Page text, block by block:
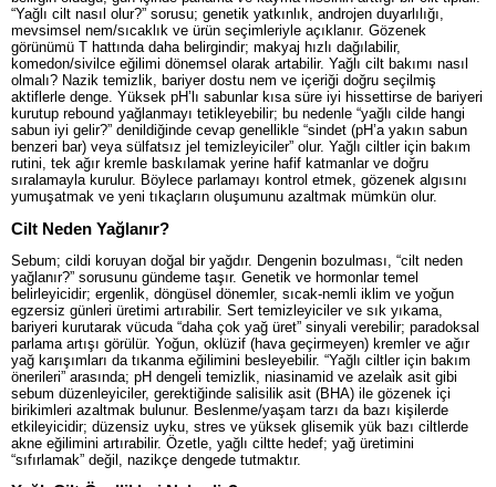
“Yağlı cilt nasıl olur?” sorusu; genetik yatkınlık, androjen duyarlılığı,
mevsimsel nem/sıcaklık ve ürün seçimleriyle açıklanır. Gözenek
görünümü T hattında daha belirgindir; makyaj hızlı dağılabilir,
komedon/sivilce eğilimi dönemsel olarak artabilir. Yağlı cilt bakımı nasıl
olmalı? Nazik temizlik, bariyer dostu nem ve içeriği doğru seçilmiş
aktiflerle denge. Yüksek pH’lı sabunlar kısa süre iyi hissettirse de bariyeri
kurutup rebound yağlanmayı tetikleyebilir; bu nedenle “yağlı cilde hangi
sabun iyi gelir?” denildiğinde cevap genellikle “sindet (pH’a yakın sabun
benzeri bar) veya sülfatsız jel temizleyiciler” olur. Yağlı ciltler için bakım
rutini, tek ağır kremle baskılamak yerine hafif katmanlar ve doğru
sıralamayla kurulur. Böylece parlamayı kontrol etmek, gözenek algısını
yumuşatmak ve yeni tıkaçların oluşumunu azaltmak mümkün olur.
Cilt Neden Yağlanır?
Sebum; cildi koruyan doğal bir yağdır. Dengenin bozulması, “cilt neden
yağlanır?” sorusunu gündeme taşır. Genetik ve hormonlar temel
belirleyicidir; ergenlik, döngüsel dönemler, sıcak-nemli iklim ve yoğun
egzersiz günleri üretimi artırabilir. Sert temizleyiciler ve sık yıkama,
bariyeri kurutarak vücuda “daha çok yağ üret” sinyali verebilir; paradoksal
parlama artışı görülür. Yoğun, oklüzif (hava geçirmeyen) kremler ve ağır
yağ karışımları da tıkanma eğilimini besleyebilir. “Yağlı ciltler için bakım
önerileri” arasında; pH dengeli temizlik, niasinamid ve azelai̇k asit gibi
sebum düzenleyiciler, gerektiğinde salisilik asit (BHA) ile gözenek içi
birikimleri azaltmak bulunur. Beslenme/yaşam tarzı da bazı kişilerde
etkileyicidir; düzensiz uyku, stres ve yüksek glisemik yük bazı ciltlerde
akne eğilimini artırabilir. Özetle, yağlı ciltte hedef; yağ üretimini
“sıfırlamak” değil, nazikçe dengede tutmaktır.